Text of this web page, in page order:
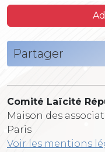
Partager
Comité Laïcité
Maison des
Paris
Voir les mentions